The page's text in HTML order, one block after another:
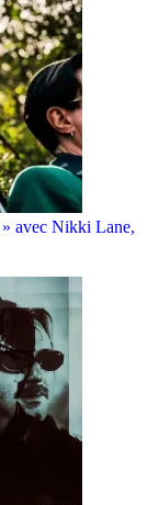
» avec Nikki Lane,